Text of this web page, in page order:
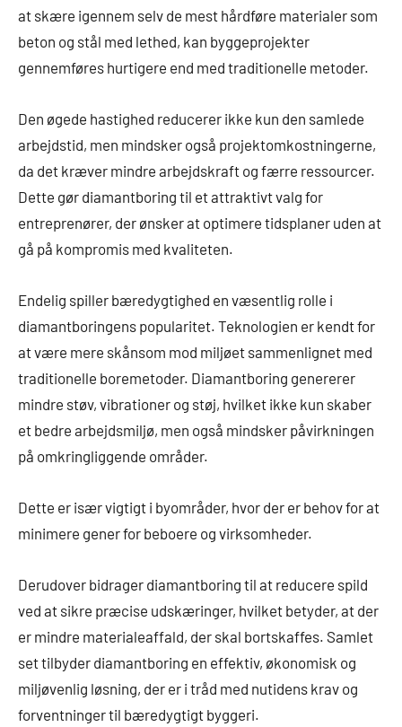
at skære igennem selv de mest hårdføre materialer som
beton og stål med lethed, kan byggeprojekter
gennemføres hurtigere end med traditionelle metoder.
Den øgede hastighed reducerer ikke kun den samlede
arbejdstid, men mindsker også projektomkostningerne,
da det kræver mindre arbejdskraft og færre ressourcer.
Dette gør diamantboring til et attraktivt valg for
entreprenører, der ønsker at optimere tidsplaner uden at
gå på kompromis med kvaliteten.
Endelig spiller bæredygtighed en væsentlig rolle i
diamantboringens popularitet. Teknologien er kendt for
at være mere skånsom mod miljøet sammenlignet med
traditionelle boremetoder. Diamantboring genererer
mindre støv, vibrationer og støj, hvilket ikke kun skaber
et bedre arbejdsmiljø, men også mindsker påvirkningen
på omkringliggende områder.
Dette er især vigtigt i byområder, hvor der er behov for at
minimere gener for beboere og virksomheder.
Derudover bidrager diamantboring til at reducere spild
ved at sikre præcise udskæringer, hvilket betyder, at der
er mindre materialeaffald, der skal bortskaffes. Samlet
set tilbyder diamantboring en effektiv, økonomisk og
miljøvenlig løsning, der er i tråd med nutidens krav og
forventninger til bæredygtigt byggeri.